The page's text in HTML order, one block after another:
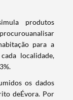
produtos
para a
localidade,
os dados
deÉvora. Por